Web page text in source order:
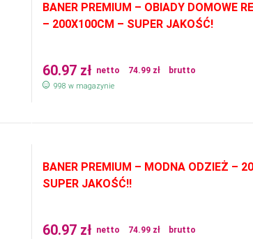
BANER PREMIUM – OBIADY DOMOWE
– 200X100CM – SUPER JAKOŚĆ!
60.97 zł netto 74.99 zł brutto
998 w magazynie
BANER PREMIUM – MODNA ODZIEŻ –
SUPER JAKOŚĆ!!
60.97 zł netto 74.99 zł brutto